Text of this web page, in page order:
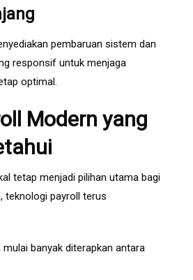
pembaruan sistem dan
responsif untuk menjaga
optimal.
Modern yang
tetap menjadi pilihan utama bagi
teknologi payroll terus
mulai banyak diterapkan antara